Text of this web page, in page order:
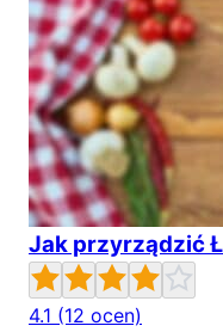
Jak przyrządzić
4.1 (12 ocen)